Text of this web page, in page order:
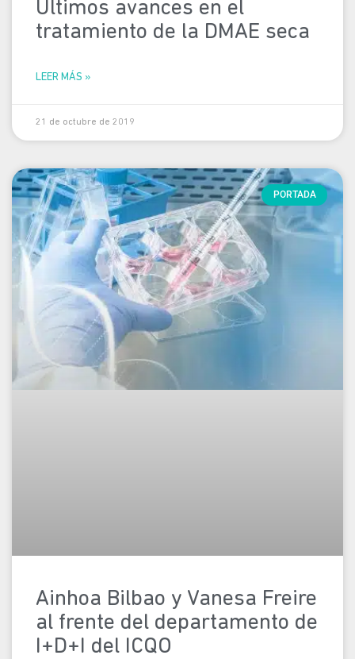
Últimos avances en el
tratamiento de la DMAE seca
LEER MÁS »
21 de octubre de 2019
PORTADA
Ainhoa Bilbao y Vanesa Freire
al frente del departamento de
I+D+I del ICQO